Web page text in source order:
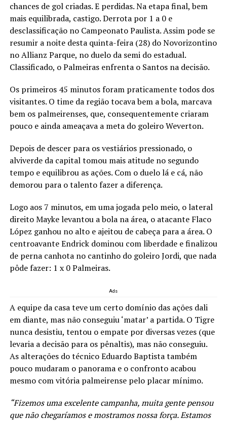
chances de gol criadas. E perdidas. Na etapa final, bem
mais equilibrada, castigo. Derrota por 1 a 0 e
desclassificação no Campeonato Paulista. Assim pode se
resumir a noite desta quinta-feira (28) do Novorizontino
no Allianz Parque, no duelo da semi do estadual.
Classificado, o Palmeiras enfrenta o Santos na decisão.
Os primeiros 45 minutos foram praticamente todos dos
visitantes. O time da região tocava bem a bola, marcava
bem os palmeirenses, que, consequentemente criaram
pouco e ainda ameaçava a meta do goleiro Weverton.
Depois de descer para os vestiários pressionado, o
alviverde da capital tomou mais atitude no segundo
tempo e equilibrou as ações. Com o duelo lá e cá, não
demorou para o talento fazer a diferença.
Logo aos 7 minutos, em uma jogada pelo meio, o lateral
direito Mayke levantou a bola na área, o atacante Flaco
López ganhou no alto e ajeitou de cabeça para a área. O
centroavante Endrick dominou com liberdade e finalizou
de perna canhota no cantinho do goleiro Jordi, que nada
pôde fazer: 1 x 0 Palmeiras.
Ads
A equipe da casa teve um certo domínio das ações dali
em diante, mas não conseguiu ‘matar’ a partida. O Tigre
nunca desistiu, tentou o empate por diversas vezes (que
levaria a decisão para os pênaltis), mas não conseguiu.
As alterações do técnico Eduardo Baptista também
pouco mudaram o panorama e o confronto acabou
mesmo com vitória palmeirense pelo placar mínimo.
“Fizemos uma excelente campanha, muita gente pensou
que não chegaríamos e mostramos nossa força. Estamos